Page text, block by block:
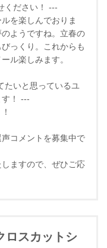
ください！ ---
を楽しんでおりま
ようですね。立春の
っくり。これからも
ル楽しみます。
たいと思っているユ
！ ---
コメントを募集中で
ますので、ぜひご応
ロスカットシ